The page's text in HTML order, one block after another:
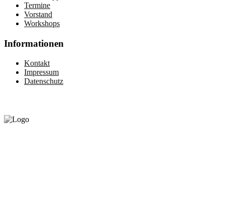
Termine
Vorstand
Workshops
Informationen
Kontakt
Impressum
Datenschutz